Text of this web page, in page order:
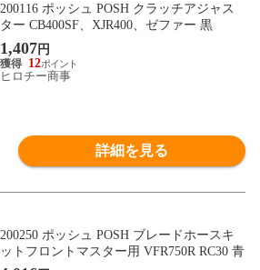
200116 ポッシュ POSH クラッチアジャス
ター CB400SF、XJR400、ゼファー 黒
1,407円
12
ヒロチー商事
詳細を見る
200250 ポッシュ POSH ブレードホースキ
ットフロントマスター用 VFR750R RC30 青